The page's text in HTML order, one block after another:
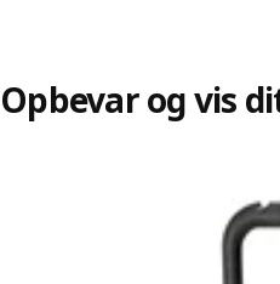
Opbevar og vis